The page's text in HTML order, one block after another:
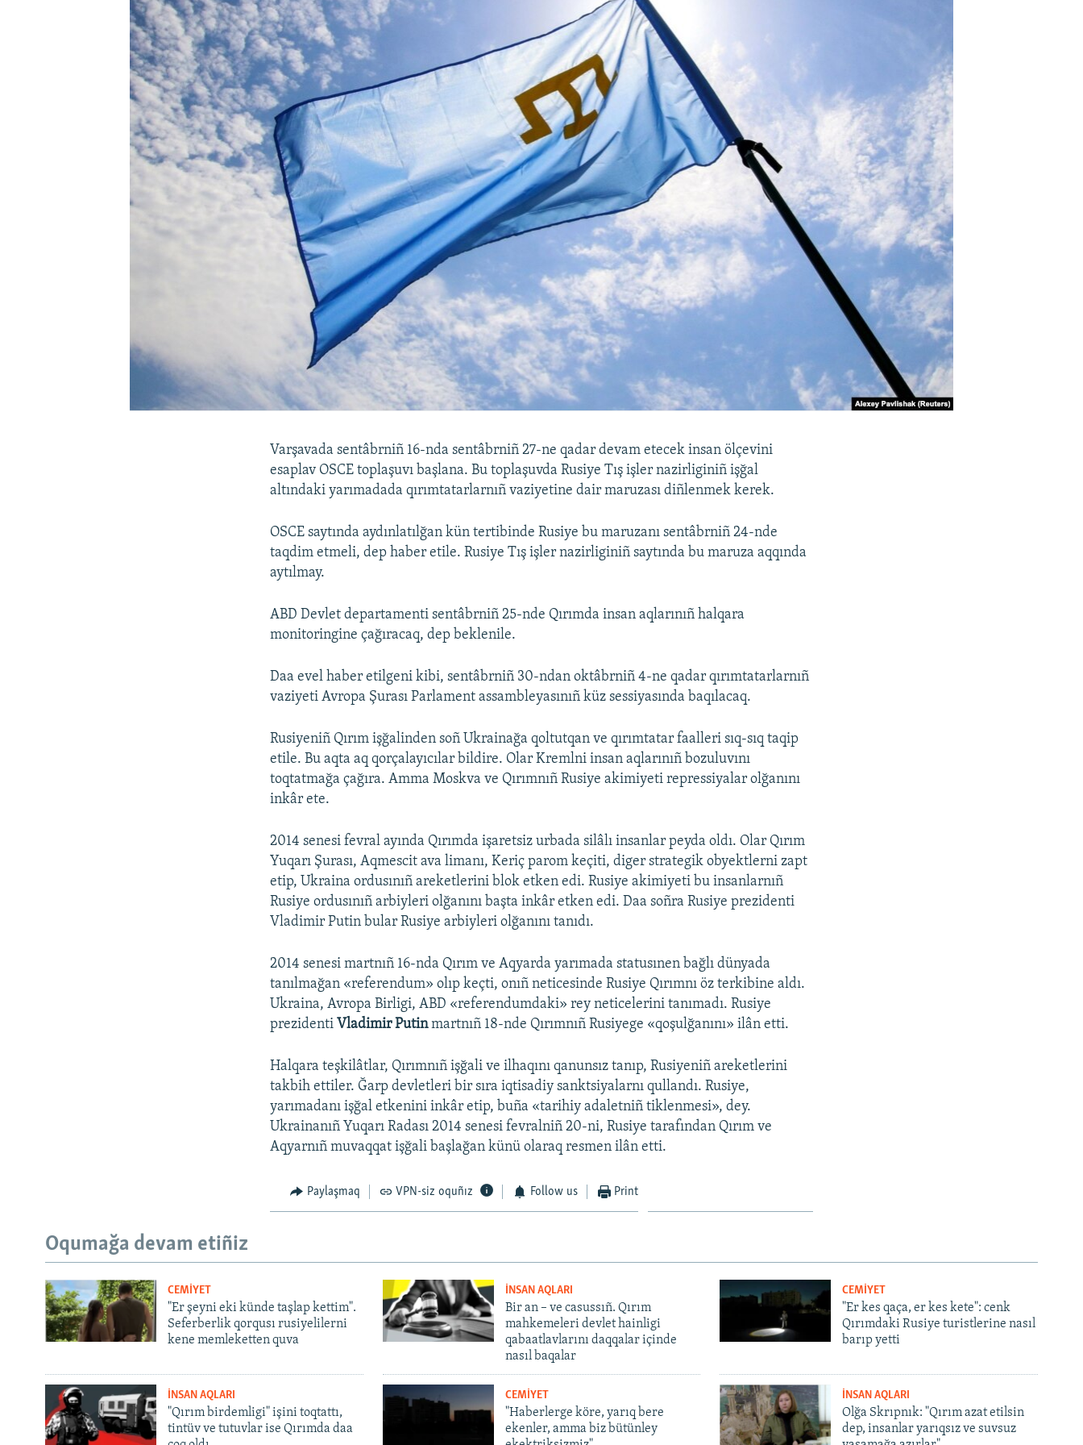
Varşavada sentâbrniñ 16-nda sentâbrniñ 27-ne qadar devam etecek insan ölçevini
esaplav OSCE toplaşuvı başlana. Bu toplaşuvda Rusiye Tış işler nazirliginiñ işğal
altındaki yarımadada qırımtatarlarnıñ vaziyetine dair maruzası diñlenmek kerek.
OSCE saytında aydınlatılğan kün tertibinde Rusiye bu maruzanı sentâbrniñ 24-nde
taqdim etmeli, dep haber etile. Rusiye Tış işler nazirliginiñ saytında bu maruza aqqında
aytılmay.
ABD Devlet departamenti sentâbrniñ 25-nde Qırımda insan aqlarınıñ halqara
monitoringine çağıracaq, dep beklenile.
Daa evel haber etilgeni kibi, sentâbrniñ 30-ndan oktâbrniñ 4-ne qadar qırımtatarlarnıñ
vaziyeti Avropa Şurası Parlament assambleyasınıñ küz sessiyasında baqılacaq.
Rusiyeniñ Qırım işğalinden soñ Ukrainağa qoltutqan ve qırımtatar faalleri sıq-sıq taqip
etile. Bu aqta aq qorçalayıcılar bildire. Olar Kremlni insan aqlarınıñ bozuluvını
toqtatmağa çağıra. Amma Moskva ve Qırımnıñ Rusiye akimiyeti repressiyalar olğanını
inkâr ete.
2014 senesi fevral ayında Qırımda işaretsiz urbada silâlı insanlar peyda oldı. Olar Qırım
Yuqarı Şurası, Aqmescit ava limanı, Keriç parom keçiti, diger strategik obyektlerni zapt
etip, Ukraina ordusınıñ areketlerini blok etken edi. Rusiye akimiyeti bu insanlarnıñ
Rusiye ordusınıñ arbiyleri olğanını başta inkâr etken edi. Daa soñra Rusiye prezidenti
Vladimir Putin bular Rusiye arbiyleri olğanını tanıdı.
2014 senesi martnıñ 16-nda Qırım ve Aqyarda yarımada statusınen bağlı dünyada
tanılmağan «referendum» olıp keçti, onıñ neticesinde Rusiye Qırımnı öz terkibine aldı.
Ukraina, Avropa Birligi, ABD «referendumdaki» rey neticelerini tanımadı. Rusiye
prezidenti Vladimir Putinmartnıñ 18-nde Qırımnıñ Rusiyege «qoşulğanını» ilân etti.
Halqara teşkilâtlar, Qırımnıñ işğali ve ilhaqını qanunsız tanıp, Rusiyeniñ areketlerini
takbih ettiler. Ğarp devletleri bir sıra iqtisadiy sanktsiyalarnı qullandı. Rusiye,
yarımadanı işğal etkenini inkâr etip, buña «tarihiy adaletniñ tiklenmesi», dey.
Ukrainanıñ Yuqarı Radası 2014 senesi fevralniñ 20-ni, Rusiye tarafından Qırım ve
Aqyarnıñ muvaqqat işğali başlağan künü olaraq resmen ilân etti.
Paylaşmaq VPN-siz oquñız Follow us Print
Oqumağa devam etiñiz
CEMİYET
"Er şeyni eki künde taşlap kettim".
Seferberlik qorqusı rusiyelilerni
kene memleketten quva
İNSAN AQLARI
Bir an – ve casussıñ. Qırım
mahkemeleri devlet hainligi
qabaatlavlarını daqqalar içinde
nasıl baqalar
CEMİYET
"Er kes qaça, er kes kete": cenk
Qırımdaki Rusiye turistlerine nasıl
barıp yetti
İNSAN AQLARI
"Qırım birdemligi" işini toqtattı,
tintüv ve tutuvlar ise Qırımda daa
CEMİYET
"Haberlerge köre, yarıq bere
ekenler, amma biz bütünley
İNSAN AQLARI
Olğa Skrıpnık: "Qırım azat etilsin
dep, insanlar yarıqsız ve suvsuz